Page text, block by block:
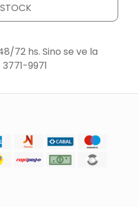
72 hs. Sino se ve la
9971